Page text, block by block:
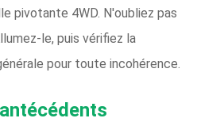
pivotante 4WD. N'oubliez pas
le, puis vérifiez la
pour toute incohérence.